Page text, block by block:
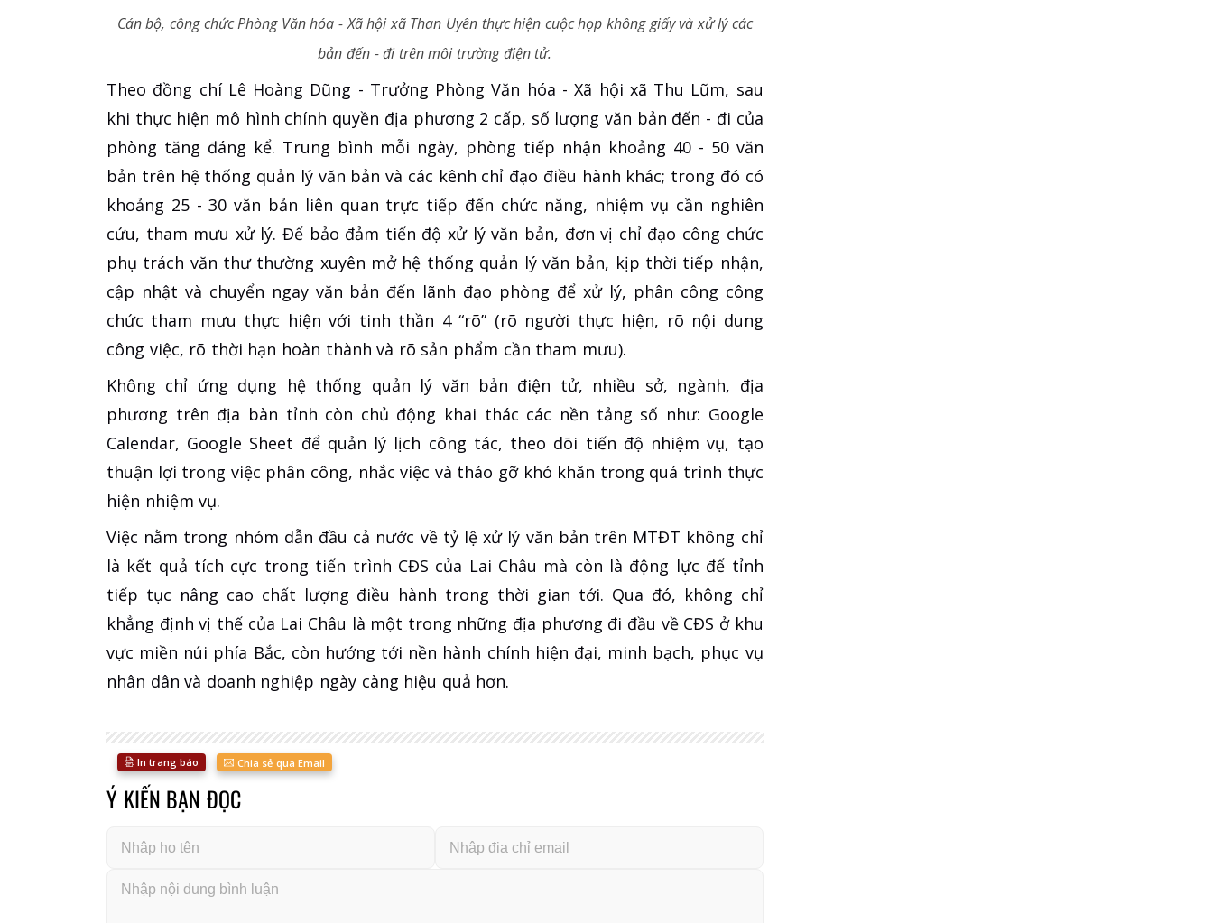
Cán bộ, công chức Phòng Văn hóa - Xã hội xã Than Uyên thực hiện cuộc họp không giấy và xử lý các
bản đến - đi trên môi trường điện tử.
Theo đồng chí Lê Hoàng Dũng - Trưởng Phòng Văn hóa - Xã hội xã Thu Lũm, sau
khi thực hiện mô hình chính quyền địa phương 2 cấp, số lượng văn bản đến - đi của
phòng tăng đáng kể. Trung bình mỗi ngày, phòng tiếp nhận khoảng 40 - 50 văn
bản trên hệ thống quản lý văn bản và các kênh chỉ đạo điều hành khác; trong đó có
khoảng 25 - 30 văn bản liên quan trực tiếp đến chức năng, nhiệm vụ cần nghiên
cứu, tham mưu xử lý. Để bảo đảm tiến độ xử lý văn bản, đơn vị chỉ đạo công chức
phụ trách văn thư thường xuyên mở hệ thống quản lý văn bản, kịp thời tiếp nhận,
cập nhật và chuyển ngay văn bản đến lãnh đạo phòng để xử lý, phân công công
chức tham mưu thực hiện với tinh thần 4 “rõ” (rõ người thực hiện, rõ nội dung
công việc, rõ thời hạn hoàn thành và rõ sản phẩm cần tham mưu).
Không chỉ ứng dụng hệ thống quản lý văn bản điện tử, nhiều sở, ngành, địa
phương trên địa bàn tỉnh còn chủ động khai thác các nền tảng số như: Google
Calendar, Google Sheet để quản lý lịch công tác, theo dõi tiến độ nhiệm vụ, tạo
thuận lợi trong việc phân công, nhắc việc và tháo gỡ khó khăn trong quá trình thực
hiện nhiệm vụ.
Việc nằm trong nhóm dẫn đầu cả nước về tỷ lệ xử lý văn bản trên MTĐT không chỉ
là kết quả tích cực trong tiến trình CĐS của Lai Châu mà còn là động lực để tỉnh
tiếp tục nâng cao chất lượng điều hành trong thời gian tới. Qua đó, không chỉ
khẳng định vị thế của Lai Châu là một trong những địa phương đi đầu về CĐS ở khu
vực miền núi phía Bắc, còn hướng tới nền hành chính hiện đại, minh bạch, phục vụ
nhân dân và doanh nghiệp ngày càng hiệu quả hơn.
In trang báo Chia sẻ qua Email
Ý KIẾN BẠN ĐỌC